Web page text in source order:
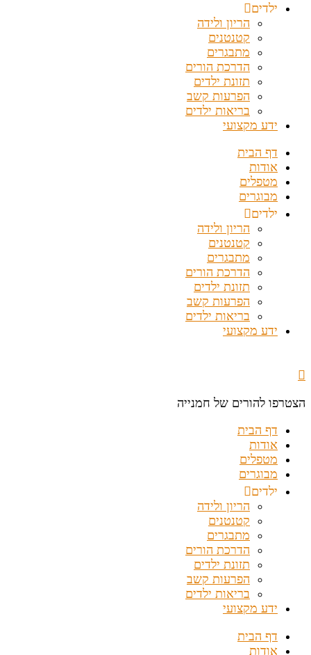
ילדים
הריון ולידה
קטנטנים
מתבגרים
הדרכת הורים
תזונת ילדים
הפרעות קשב
בריאות ילדים
ידע מקצועי
דף הבית
אודות
מטפלים
מבוגרים
ילדים
הריון ולידה
קטנטנים
מתבגרים
הדרכת הורים
תזונת ילדים
הפרעות קשב
בריאות ילדים
ידע מקצועי
הצטרפו להורים של חמנייה
דף הבית
אודות
מטפלים
מבוגרים
ילדים
הריון ולידה
קטנטנים
מתבגרים
הדרכת הורים
תזונת ילדים
הפרעות קשב
בריאות ילדים
ידע מקצועי
דף הבית
אודות